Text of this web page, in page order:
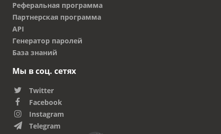
Реферальная программа
Партнерская программа
API
Генератор паролей
База знаний
Мы в соц. сетях
Twitter
Facebook
Instagram
Telegram